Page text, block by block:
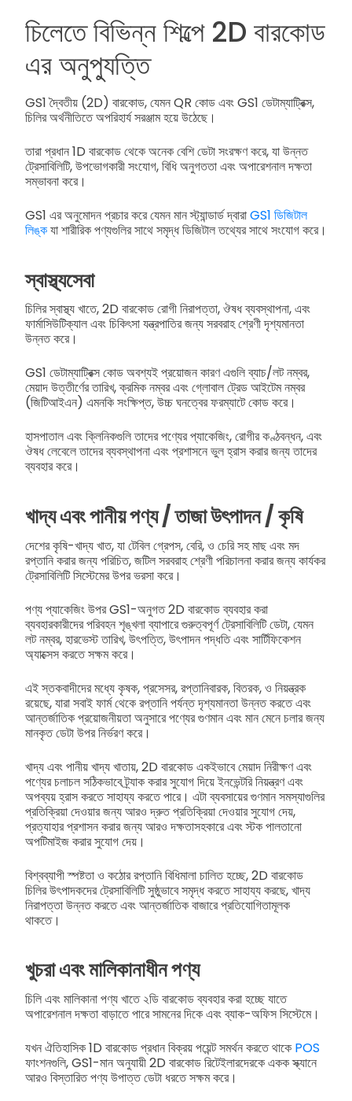
চিলেতে বিভিন্ন শিল্পে 2D বারকোড
এর অনুপ্যুত্তি
GS1 দ্বৈতীয় (2D) বারকোড, যেমন QR কোড এবং GS1 ডেটাম্যাট্রিক্স,
চিলির অর্থনীতিতে অপরিহার্য সরঞ্জাম হয়ে উঠেছে।
তারা প্রধান 1D বারকোড থেকে অনেক বেশি ডেটা সংরক্ষণ করে, যা উন্নত
ট্রেসাবিলিটি, উপভোগকারী সংযোগ, বিধি অনুগততা এবং অপারেশনাল দক্ষতা
সম্ভাবনা করে।
GS1 এর অনুমোদন প্রচার করে যেমন মান স্ট্যান্ডার্ড দ্বারাGS1 ডিজিটাল
লিঙ্কযা শারীরিক পণ্যগুলির সাথে সমৃদ্ধ ডিজিটাল তথ্যের সাথে সংযোগ করে।
স্বাস্থ্যসেবা
চিলির স্বাস্থ্য খাতে, 2D বারকোড রোগী নিরাপত্তা, ঔষধ ব্যবস্থাপনা, এবং
ফার্মাসিউটিক্যাল এবং চিকিৎসা যন্ত্রপাতির জন্য সরবরাহ শ্রেণী দৃশ্যমানতা
উন্নত করে।
GS1 ডেটাম্যাট্রিক্স কোড অবশ্যই প্রয়োজন কারণ এগুলি ব্যাচ/লট নম্বর,
মেয়াদ উত্তীর্ণের তারিখ, ক্রমিক নম্বর এবং গ্লোবাল ট্রেড আইটেম নম্বর
(জিটিআইএন) এমনকি সংক্ষিপ্ত, উচ্চ ঘনত্বের ফরম্যাটে কোড করে।
হাসপাতাল এবং ক্লিনিকগুলি তাদের পণ্যের প্যাকেজিং, রোগীর কণ্ঠবন্ধন, এবং
ঔষধ লেবেলে তাদের ব্যবস্থাপনা এবং প্রশাসনে ভুল হ্রাস করার জন্য তাদের
ব্যবহার করে।
খাদ্য এবং পানীয় পণ্য / তাজা উৎপাদন / কৃষি
দেশের কৃষি-খাদ্য খাত, যা টেবিল গ্রেপস, বেরি, ও চেরি সহ মাছ এবং মদ
রপ্তানি করার জন্য পরিচিত, জটিল সরবরাহ শ্রেণী পরিচালনা করার জন্য কার্যকর
ট্রেসাবিলিটি সিস্টেমের উপর ভরসা করে।
পণ্য প্যাকেজিং উপর GS1-অনুগত 2D বারকোড ব্যবহার করা
ব্যবহারকারীদের পরিবহন শৃঙ্খলা ব্যাপারে গুরুত্বপূর্ণ ট্রেসাবিলিটি ডেটা, যেমন
লট নম্বর, হারভেস্ট তারিখ, উৎপত্তি, উৎপাদন পদ্ধতি এবং সার্টিফিকেশন
অ্যাক্সেস করতে সক্ষম করে।
এই স্তকবাদীদের মধ্যে কৃষক, প্রসেসর, রপ্তানিবারক, বিতরক, ও নিয়ন্ত্রক
রয়েছে, যারা সবাই ফার্ম থেকে রপ্তানি পর্যন্ত দৃশ্যমানতা উন্নত করতে এবং
আন্তর্জাতিক প্রয়োজনীয়তা অনুসারে পণ্যের গুণমান এবং মান মেনে চলার জন্য
মানকৃত ডেটা উপর নির্ভরণ করে।
খাদ্য এবং পানীয় খাদ্য খাতায়, 2D বারকোড একইভাবে মেয়াদ নিরীক্ষণ এবং
পণ্যের চলাচল সঠিকভাবে ট্র্যাক করার সুযোগ দিয়ে ইনভেন্টরি নিয়ন্ত্রণ এবং
অপব্যয় হ্রাস করতে সাহায্য করতে পারে। এটা ব্যবসায়ের গুণমান সমস্যাগুলির
প্রতিক্রিয়া দেওয়ার জন্য আরও দ্রুত প্রতিক্রিয়া দেওয়ার সুযোগ দেয়,
প্রত্যাহার প্রশাসন করার জন্য আরও দক্ষতাসহকারে এবং স্টক পালতানো
অপটিমাইজ করার সুযোগ দেয়।
বিশ্বব্যাপী স্পষ্টতা ও কঠোর রপ্তানি বিধিমালা চালিত হচ্ছে, 2D বারকোড
চিলির উৎপাদকদের ট্রেসাবিলিটি সুষ্ঠুভাবে সমৃদ্ধ করতে সাহায্য করছে, খাদ্য
নিরাপত্তা উন্নত করতে এবং আন্তর্জাতিক বাজারে প্রতিযোগিতামূলক
থাকতে।
খুচরা এবং মালিকানাধীন পণ্য
চিলি এবং মালিকানা পণ্য খাতে ২ডি বারকোড ব্যবহার করা হচ্ছে যাতে
অপারেশনাল দক্ষতা বাড়াতে পারে সামনের দিকে এবং ব্যাক-অফিস সিস্টেমে।
যখন ঐতিহাসিক 1D বারকোড প্রধান বিক্রয় পয়েন্ট সমর্থন করতে থাকে POS
ফাংশনগুলি, GS1-মান অনুযায়ী 2D বারকোড রিটেইলারদেরকে একক স্ক্যানে
আরও বিস্তারিত পণ্য উপাত্ত ডেটা ধরতে সক্ষম করে।